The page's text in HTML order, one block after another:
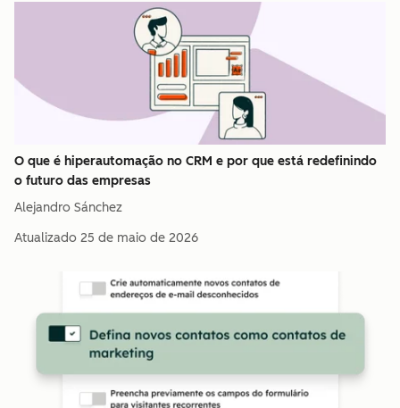
O que é hiperautomação no CRM e por que está redefinindo
o futuro das empresas
Alejandro Sánchez
Atualizado 25 de maio de 2026